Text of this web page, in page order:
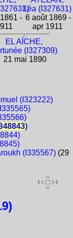
-
Léa (I327631)
6 août 1869 -
apr 1911
EL AÏCHE,
(I327309)
21 mai 1890
(I323222)
(I335567)(29